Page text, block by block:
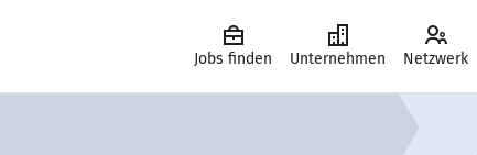
Jobs finden Unternehmen Netzwerk